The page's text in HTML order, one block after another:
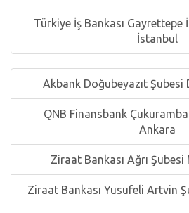
Türkiye İş Bankası Gayrettepe
İstanbul
Akbank Doğubeyazıt Şubesi
QNB Finansbank
Ankara
Ziraat Bankası Ağrı Şubesi
Ziraat Bankası Yusufeli Artvin